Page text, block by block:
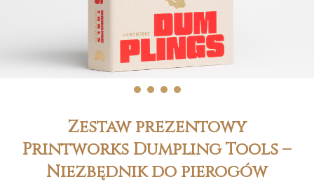
1 2 3 4
Zestaw prezentowy
Printworks Dumpling Tools –
Niezbędnik do pierogów